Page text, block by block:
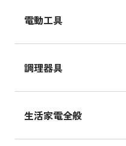
電動工具
調理器具
生活家電全般